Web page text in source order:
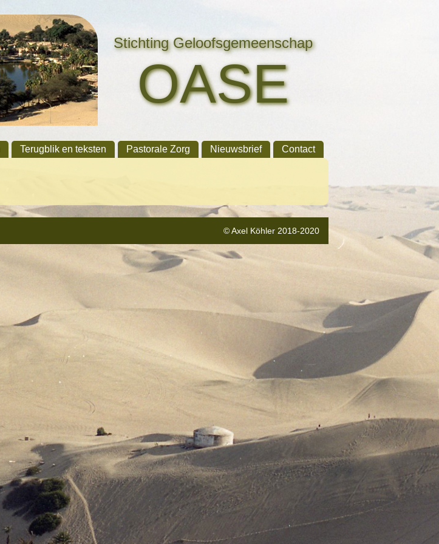
Stichting Geloofsgemeenschap
OASE
Terugblik en teksten Pastorale Zorg Nieuwsbrief Contact
© Axel Köhler 2018-2020